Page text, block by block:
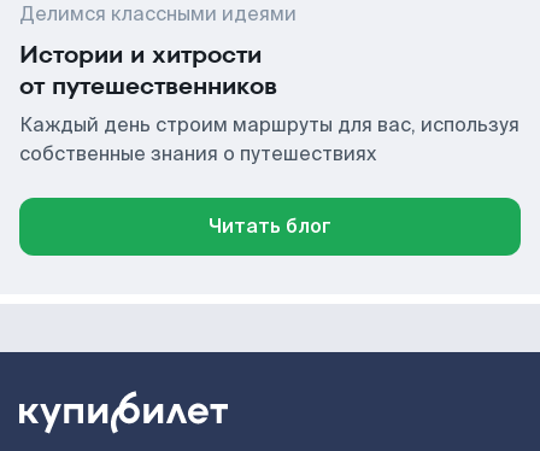
Делимся классными идеями
Истории и хитрости
от путешественников
Каждый день строим маршруты для вас, используя
собственные знания о путешествиях
Читать блог